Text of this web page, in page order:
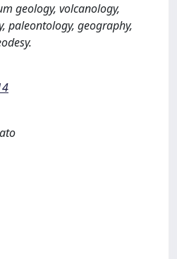
geology, volcanology,
paleontology, geography,